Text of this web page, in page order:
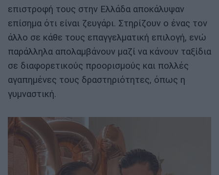
επιστροφή τους στην Ελλάδα αποκάλυψαν
επίσημα ότι είναι ζευγάρι. Στηρίζουν ο ένας τον
άλλο σε κάθε τους επαγγελμα­τική επιλογή, ενώ
παράλληλα απολαμβάνουν μαζί να κάνουν ταξίδια
σε διαφορετικούς προ­ορισμούς και πολλές
αγαπημέ­νες τους δραστηριότητες, όπως η
γυμναστική.